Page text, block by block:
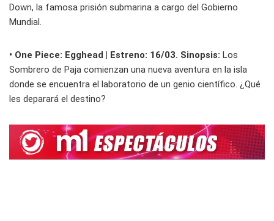
Down, la famosa prisión submarina a cargo del Gobierno
Mundial.
• One Piece: Egghead | Estreno: 16/03. Sinopsis: Los
Sombrero de Paja comienzan una nueva aventura en la isla
donde se encuentra el laboratorio de un genio científico. ¿Qué
les deparará el destino?